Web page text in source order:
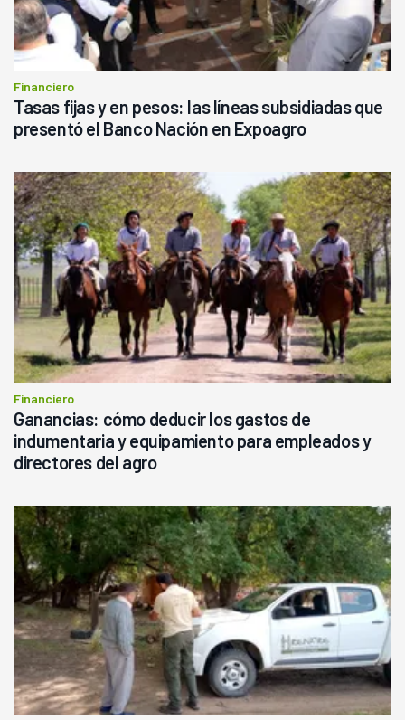
Financiero
Tasas fijas y en pesos: las líneas subsidiadas que
presentó el Banco Nación en Expoagro
Financiero
Ganancias: cómo deducir los gastos de
indumentaria y equipamiento para empleados y
directores del agro